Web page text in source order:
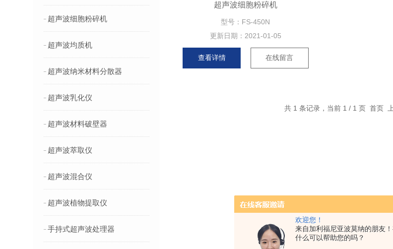
欢迎您！
来自加利福尼亚波莫纳的朋友
什么可以帮助您的吗？
超声波细胞粉碎机
超声波均质机
超声波纳米材料分散器
超声波乳化仪
超声波材料破壁器
超声波萃取仪
超声波混合仪
超声波植物提取仪
手持式超声波处理器
超声波细胞粉碎机
型号：FS-450N
更新日期： 2021-01-05
查看详情 在线留言
共 1 条记录，当前 1 / 1 页 首页